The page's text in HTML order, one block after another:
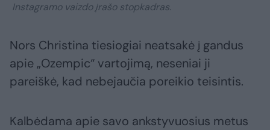
Instagramo vaizdo įrašo stopkadras.
Nors Christina tiesiogiai neatsakė į gandus
apie „Ozempic“ vartojimą, neseniai ji
pareiškė, kad nebejaučia poreikio teisintis.
Kalbėdama apie savo ankstyvuosius metus